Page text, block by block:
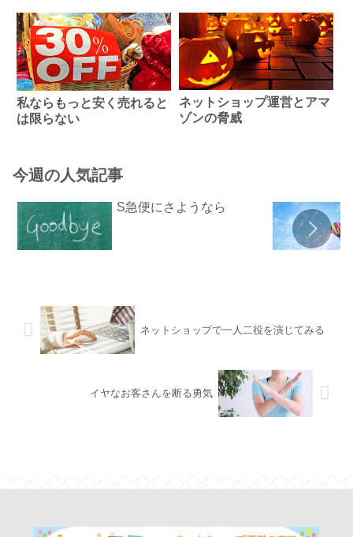
私ならもっと安く売れると
は限らない
ネットショップ運営とアマ
ゾンの脅威
今週の人気記事
S急便にさようなら
ネットショップで一人二役を演じてみる
イヤなお客さんを断る勇気